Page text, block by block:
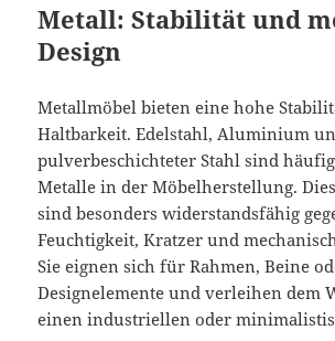
Metall: Stabilität und
Design
Metallmöbel bieten eine hohe
Haltbarkeit. Edelstahl, Aluminium
pulverbeschichteter Stahl sind
Metalle in der Möbelherstellung.
sind besonders widerstandsfähig
Feuchtigkeit, Kratzer und
Sie eignen sich für Rahmen, Beine
Designelemente und verleihen dem
einen industriellen oder